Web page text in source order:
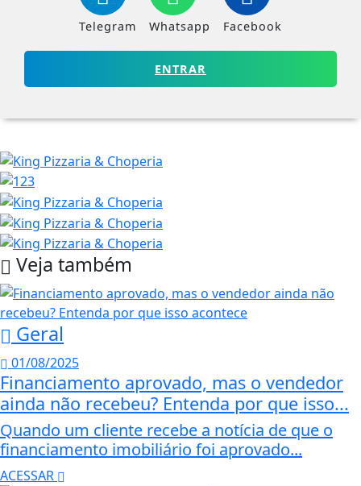
Telegram Whatsapp Facebook
ENTRAR
Veja também
Geral
01/08/2025
Financiamento aprovado, mas o vendedor
ainda não recebeu? Entenda por que isso...
Quando um cliente recebe a notícia de que o
financiamento imobiliário foi aprovado...
ACESSAR